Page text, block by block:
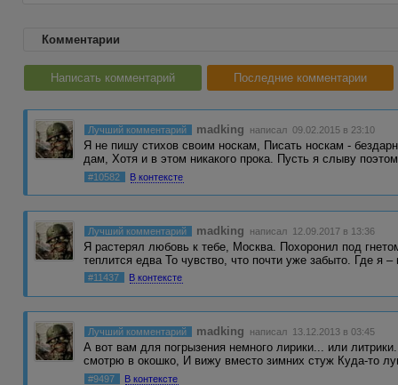
Комментарии
Написать комментарий Последние комментарии
Лучший комментарий madking написал 09.02.2015 в 23:10
Я не пишу стихов своим носкам, Писать носкам -
дам, Хотя и в этом никакого прока. Пусть я слыву
#10582 В контексте
Лучший комментарий madking написал 12.09.2017 в 13:36
Я растерял любовь к тебе, Москва. Похоронил под
теплится едва То чувство, что почти уже забыто. Где я
#11437 В контексте
Лучший комментарий madking написал 13.12.2013 в 03:45
А вот вам для погрызения немного лирики... или
смотрю в окошко, И вижу вместо зимних стуж Куда-то
#9497 В контексте